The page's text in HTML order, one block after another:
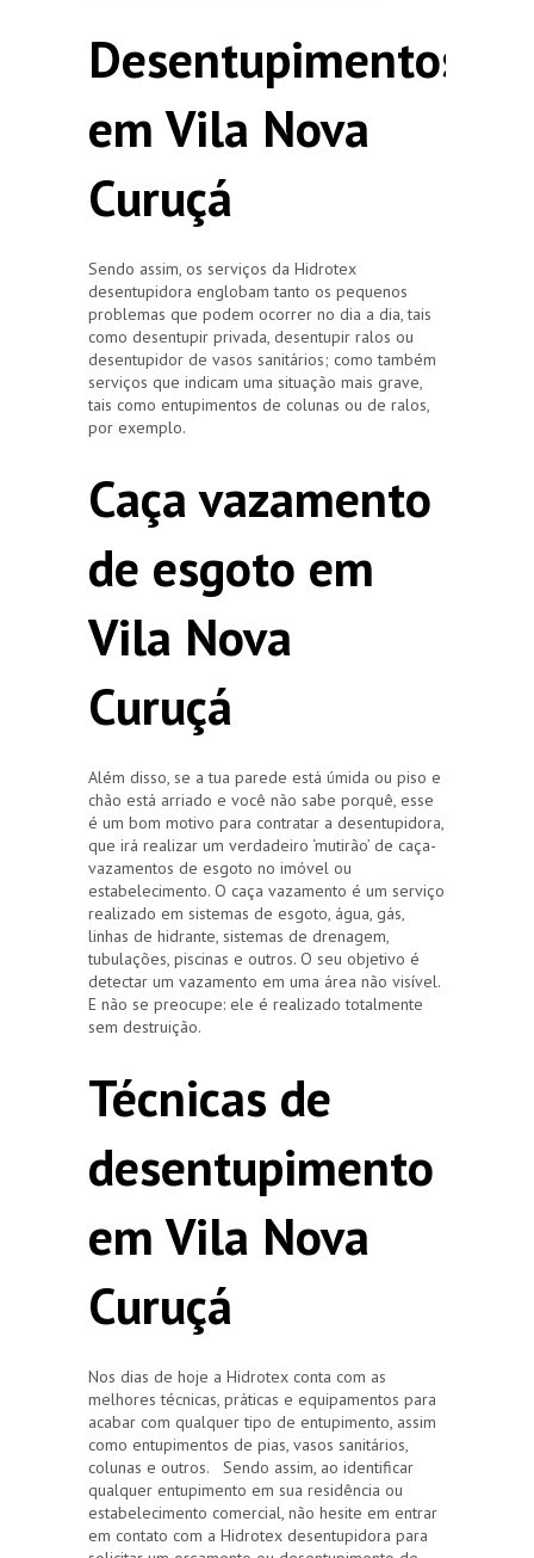
Desentupimentos
em Vila Nova
Curuçá
Sendo assim, os serviços da Hidrotex
desentupidora englobam tanto os pequenos
problemas que podem ocorrer no dia a dia, tais
como desentupir privada, desentupir ralos ou
desentupidor de vasos sanitários; como também
serviços que indicam uma situação mais grave,
tais como entupimentos de colunas ou de ralos,
por exemplo.
Caça vazamento
de esgoto em
Vila Nova
Curuçá
Além disso, se a tua parede está úmida ou piso e
chão está arriado e você não sabe porquê, esse
é um bom motivo para contratar a desentupidora,
que irá realizar um verdadeiro ‘mutirão’ de caça-
vazamentos de esgoto no imóvel ou
estabelecimento. O caça vazamento é um serviço
realizado em sistemas de esgoto, água, gás,
linhas de hidrante, sistemas de drenagem,
tubulações, piscinas e outros. O seu objetivo é
detectar um vazamento em uma área não visível.
E não se preocupe: ele é realizado totalmente
sem destruição.
Técnicas de
desentupimento
em Vila Nova
Curuçá
Nos dias de hoje a Hidrotex conta com as
melhores técnicas, práticas e equipamentos para
acabar com qualquer tipo de entupimento, assim
como entupimentos de pias, vasos sanitários,
colunas e outros. Sendo assim, ao identificar
qualquer entupimento em sua residência ou
estabelecimento comercial, não hesite em entrar
em contato com a Hidrotex desentupidora para